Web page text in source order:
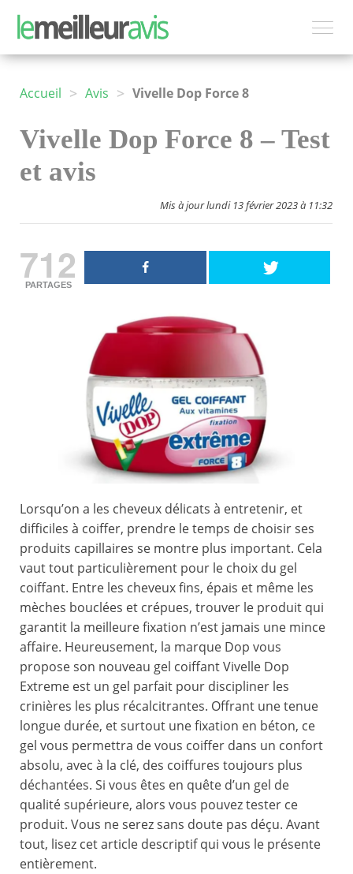
Accueil > Avis > Vivelle Dop Force 8
Vivelle Dop Force 8 – Test
et avis
Mis à jour lundi 13 février 2023 à 11:32
712
PARTAGES
Lorsqu’on a les cheveux délicats à entretenir, et
difficiles à coiffer, prendre le temps de choisir ses
produits capillaires se montre plus important. Cela
vaut tout particulièrement pour le choix du gel
coiffant. Entre les cheveux fins, épais et même les
mèches bouclées et crépues, trouver le produit qui
garantit la meilleure fixation n’est jamais une mince
affaire. Heureusement, la marque Dop vous
propose son nouveau gel coiffant Vivelle Dop
Extreme est un gel parfait pour discipliner les
crinières les plus récalcitrantes. Offrant une tenue
longue durée, et surtout une fixation en béton, ce
gel vous permettra de vous coiffer dans un confort
absolu, avec à la clé, des coiffures toujours plus
déchantées. Si vous êtes en quête d’un gel de
qualité supérieure, alors vous pouvez tester ce
produit. Vous ne serez sans doute pas déçu. Avant
tout, lisez cet article descriptif qui vous le présente
entièrement.